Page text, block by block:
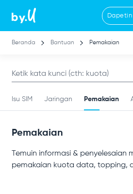
utama
Dapetin
Beranda Bantuan Pemakaian
Isu SIM Jaringan Pemakaian
Pemakaian
Temuin informasi & penyelesaian
pemakaian kuota data, topping,